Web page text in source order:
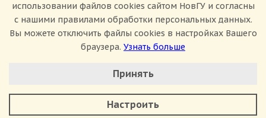
Сведения о доходах
использовании файлов cookies сайтом НовГУ и согласны
с нашими правилами обработки персональных данных.
Вы можете отключить файлы cookies в настройках Вашего
браузера. Узнать больше
Минимальные
Аналитические/Функциональные
Принять
Настроить